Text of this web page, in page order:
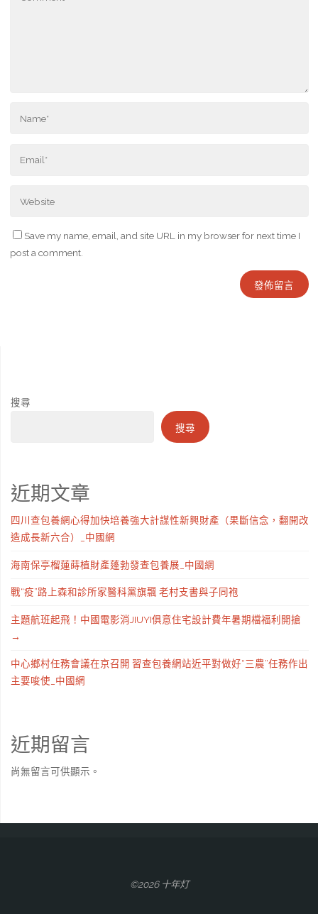
Save my name, email, and site URL in my browser for next time I
post a comment.
搜尋
搜尋
近期文章
四川查包養網心得加快培養強大計謀性新興財產（果斷信念，翻開改
造成長新六合）_中國網
海南保亭榴蓮蒔植財產蓬勃發查包養展_中國網
戰“疫”路上森和診所家醫科黨旗飄 老村支書與子同袍
主題航班起飛！中國電影消JIUYI俱意住宅設計費年暑期檔福利開搶
→
中心鄉村任務會議在京召開 習查包養網站近平對做好“三農”任務作出
主要唆使_中國網
近期留言
尚無留言可供顯示。
©2026 十年灯